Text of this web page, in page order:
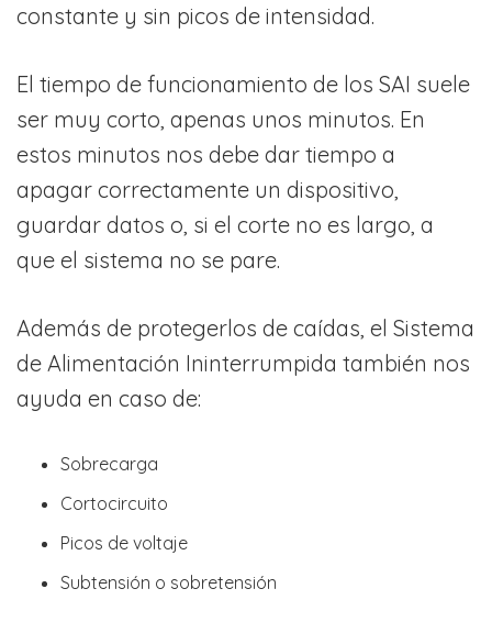
constante y sin picos de intensidad.
El tiempo de funcionamiento de los SAI suele
ser muy corto, apenas unos minutos. En
estos minutos nos debe dar tiempo a
apagar correctamente un dispositivo,
guardar datos o, si el corte no es largo, a
que el sistema no se pare.
Además de protegerlos de caídas, el Sistema
de Alimentación Ininterrumpida también nos
ayuda en caso de:
Sobrecarga
Cortocircuito
Picos de voltaje
Subtensión o sobretensión